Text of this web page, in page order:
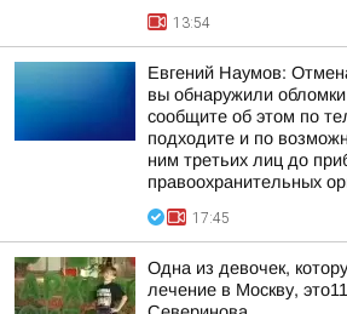
13:54
Евгений Наумов:
вы обнаружили
сообщите об этом по
подходите и по
ним третьих лиц до
правоохранительных
17:45
Одна из девочек,
лечение в Москву,